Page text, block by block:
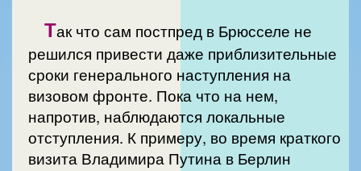
Так что сам постпред в Брюсселе не
решился привести даже приблизительные
сроки генерального наступления на
визовом фронте. Пока что на нем,
напротив, наблюдаются локальные
отступления. К примеру, во время краткого
визита Владимира Путина в Берлин